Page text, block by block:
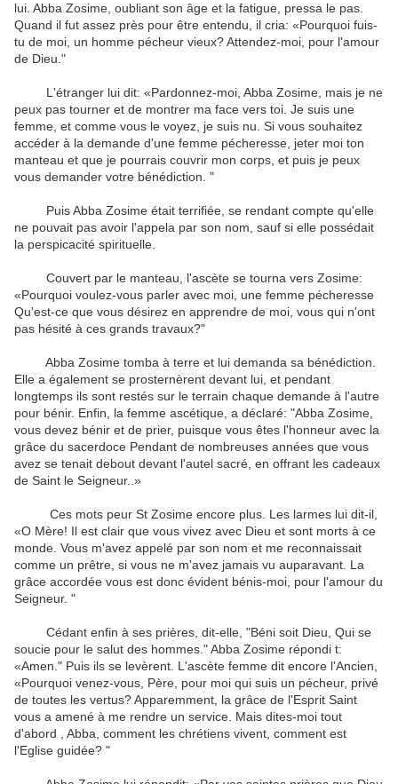
lui. Abba Zosime, oubliant son âge et la fatigue, pressa le pas.
Quand il fut assez près pour être entendu, il cria: «Pourquoi fuis-
tu de moi, un homme pécheur vieux? Attendez-moi, pour l'amour
de Dieu."
L'étranger lui dit: «Pardonnez-moi, Abba Zosime, mais je ne
peux pas tourner et de montrer ma face vers toi. Je suis une
femme, et comme vous le voyez, je suis nu. Si vous souhaitez
accéder à la demande d'une femme pécheresse, jeter moi ton
manteau et que je pourrais couvrir mon corps, et puis je peux
vous demander votre bénédiction. "
Puis Abba Zosime était terrifiée, se rendant compte qu'elle
ne pouvait pas avoir l'appela par son nom, sauf si elle possédait
la perspicacité spirituelle.
Couvert par le manteau, l'ascète se tourna vers Zosime:
«Pourquoi voulez-vous parler avec moi, une femme pécheresse
Qu'est-ce que vous désirez en apprendre de moi, vous qui n'ont
pas hésité à ces grands travaux?"
Abba Zosime tomba à terre et lui demanda sa bénédiction.
Elle a également se prosternèrent devant lui, et pendant
longtemps ils sont restés sur le terrain chaque demande à l'autre
pour bénir. Enfin, la femme ascétique, a déclaré: "Abba Zosime,
vous devez bénir et de prier, puisque vous êtes l'honneur avec la
grâce du sacerdoce Pendant de nombreuses années que vous
avez se tenait debout devant l'autel sacré, en offrant les cadeaux
de Saint le Seigneur..»
Ces mots peur St Zosime encore plus. Les larmes lui dit-il,
«O Mère! Il est clair que vous vivez avec Dieu et sont morts à ce
monde. Vous m'avez appelé par son nom et me reconnaissait
comme un prêtre, si vous ne m'avez jamais vu auparavant. La
grâce accordée vous est donc évident bénis-moi, pour l'amour du
Seigneur. "
Cédant enfin à ses prières, dit-elle, "Béni soit Dieu, Qui se
soucie pour le salut des hommes." Abba Zosime répondi t:
«Amen." Puis ils se levèrent. L'ascète femme dit encore l'Ancien,
«Pourquoi venez-vous, Père, pour moi qui suis un pécheur, privé
de toutes les vertus? Apparemment, la grâce de l'Esprit Saint
vous a amené à me rendre un service. Mais dites-moi tout
d'abord , Abba, comment les chrétiens vivent, comment est
l'Eglise guidée? "